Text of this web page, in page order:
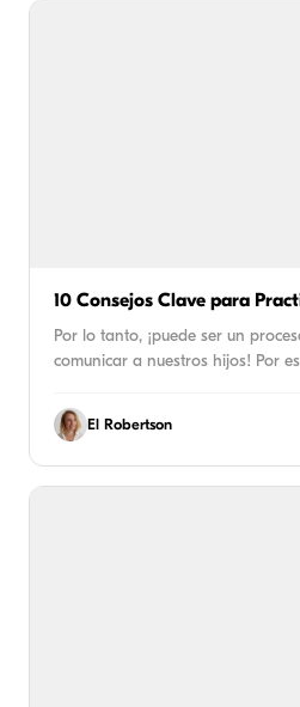
10 Consejos Clave para
Por lo tanto, ¡puede ser un
comunicar a nuestros hijos! Por
El Robertson